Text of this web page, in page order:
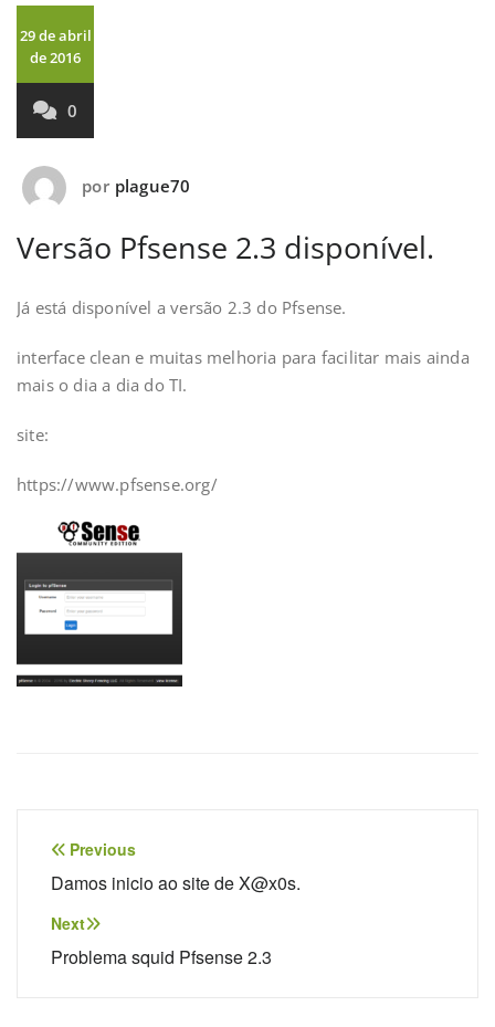
29 de abril
de 2016
0
por plague70
Versão Pfsense 2.3 disponível.
Já está disponível a versão 2.3 do Pfsense.
interface clean e muitas melhoria para facilitar mais ainda
mais o dia a dia do TI.
site:
https://www.pfsense.org/
Navegação
de
Post
Previous
Damos inicio ao site de X@x0s.
Next
Problema squid Pfsense 2.3